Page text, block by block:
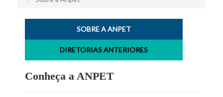
SOBRE A ANPET
DIRETORIAS ANTERIORES
Conheça a ANPET